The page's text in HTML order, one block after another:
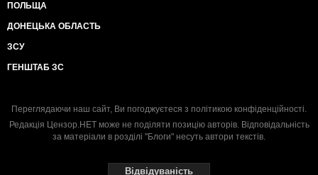
ПОЛЬЩА
ДОНЕЦЬКА ОБЛАСТЬ
ЗСУ
ГЕНШТАБ ЗС
Переглядаючи наш сайт, Ви погоджуєтеся з політикою конфіденційності.
Редакція Цензор.НЕТ може не поділяти позицію авторів. Відповідальність
за матеріали в розділі "Блоги" несуть автори текстів.
Відвідуваність